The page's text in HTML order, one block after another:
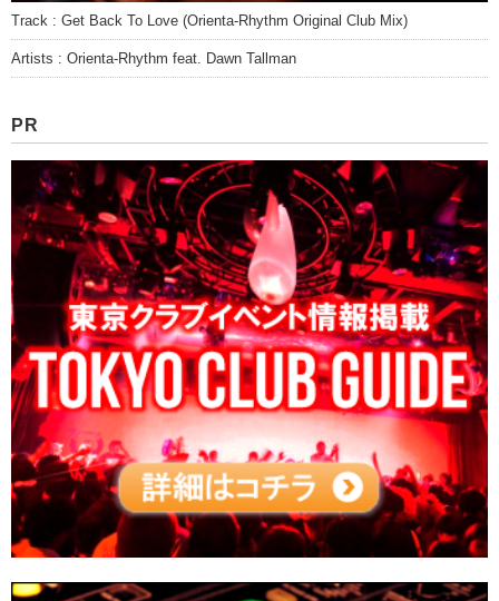
Track : Get Back To Love (Orienta-Rhythm Original Club Mix)
Artists : Orienta-Rhythm feat. Dawn Tallman
PR